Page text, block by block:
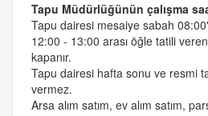
Tapu Müdürlüğünün çalışma
Tapu dairesi mesaiye sabah
12:00 - 13:00 arası öğle tatili
kapanır.
Tapu dairesi hafta sonu ve resmi
vermez.
Arsa alım satım, ev alım satım,